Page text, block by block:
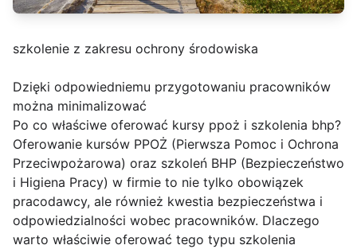
szkolenie z zakresu ochrony środowiska
Dzięki odpowiedniemu przygotowaniu pracowników
można minimalizować
Po co właściwe oferować kursy ppoż i szkolenia bhp?
Oferowanie kursów PPOŻ (Pierwsza Pomoc i Ochrona
Przeciwpożarowa) oraz szkoleń BHP (Bezpieczeństwo
i Higiena Pracy) w firmie to nie tylko obowiązek
pracodawcy, ale również kwestia bezpieczeństwa i
odpowiedzialności wobec pracowników. Dlaczego
warto właściwie oferować tego typu szkolenia